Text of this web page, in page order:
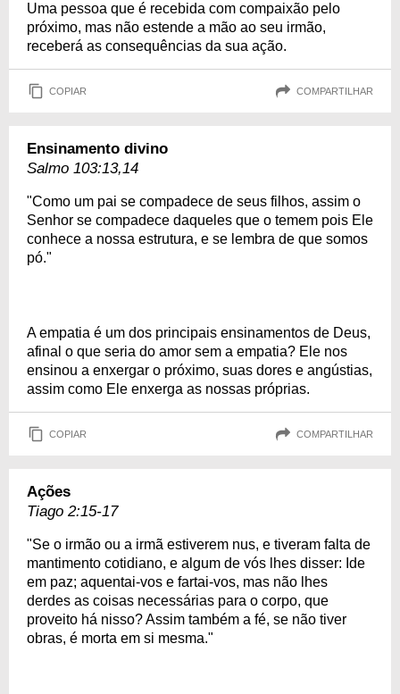
Uma pessoa que é recebida com compaixão pelo
próximo, mas não estende a mão ao seu irmão,
receberá as consequências da sua ação.
COPIAR COMPARTILHAR
Ensinamento divino
Salmo 103:13,14
"Como um pai se compadece de seus filhos, assim o
Senhor se compadece daqueles que o temem pois Ele
conhece a nossa estrutura, e se lembra de que somos
pó."
A empatia é um dos principais ensinamentos de Deus,
afinal o que seria do amor sem a empatia? Ele nos
ensinou a enxergar o próximo, suas dores e angústias,
assim como Ele enxerga as nossas próprias.
COPIAR COMPARTILHAR
Ações
Tiago 2:15-17
"Se o irmão ou a irmã estiverem nus, e tiveram falta de
mantimento cotidiano, e algum de vós lhes disser: Ide
em paz; aquentai-vos e fartai-vos, mas não lhes
derdes as coisas necessárias para o corpo, que
proveito há nisso? Assim também a fé, se não tiver
obras, é morta em si mesma."